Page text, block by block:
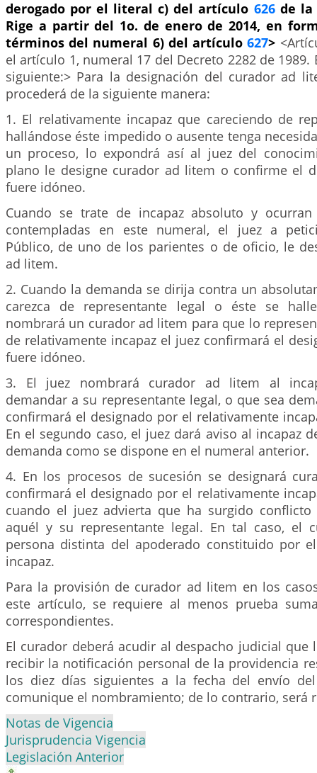
derogado por el literal c) del artículo 626de la
Rige a partir del 1o. de enero de 2014, en
términos del numeral 6) del artículo627>
el artículo 1, numeral 17 del Decreto 2282 de 1989.
siguiente:> Para la designación del curador ad
procederá de la siguiente manera:
1. El relativamente incapaz que careciendo de
hallándose éste impedido o ausente tenga
un proceso, lo expondrá así al juez del
plano le designe curador ad litem o confirme el
fuere idóneo.
Cuando se trate de incapaz absoluto y ocurran
contempladas en este numeral, el juez a
Público, de uno de los parientes o de oficio, le
ad litem.
2. Cuando la demanda se dirija contra un
carezca de representante legal o éste se
nombrará un curador ad litem para que lo
de relativamente incapaz el juez confirmará el
fuere idóneo.
3. El juez nombrará curador ad litem al
demandar a su representante legal, o que sea
confirmará el designado por el relativamente
En el segundo caso, el juez dará aviso al incapaz
demanda como se dispone en el numeral anterior.
4. En los procesos de sucesión se designará
confirmará el designado por el relativamente
cuando el juez advierta que ha surgido conflicto
aquél y su representante legal. En tal caso, el
persona distinta del apoderado constituido por
incapaz.
Para la provisión de curador ad litem en los
este artículo, se requiere al menos prueba
correspondientes.
El curador deberá acudir al despacho judicial que
recibir la notificación personal de la providencia
los diez días siguientes a la fecha del envío
comunique el nombramiento; de lo contrario, será
Notas de Vigencia
Jurisprudencia Vigencia
Legislación Anterior